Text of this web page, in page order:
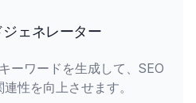
ェネレーター
ーワードを生成して、SEO
性を向上させます。